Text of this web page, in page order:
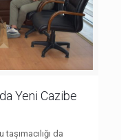
Yeni Cazibe
da